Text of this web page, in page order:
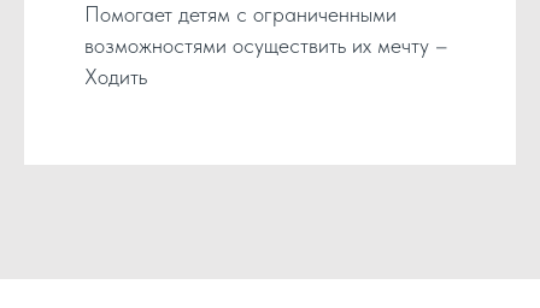
Помогает детям с ограниченными
возможностями осуществить их мечту –
Ходить